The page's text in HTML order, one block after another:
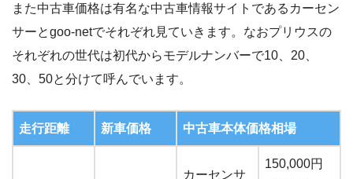
また中古車価格は有名な中古車情報サイトであるカーセン
サーとgoo-netでそれぞれ見ていきます。なおプリウスの
それぞれの世代は初代からモデルナンバーで10、20、
30、50と分けて呼んでいます。
走行距離 新車価格 中古車本体価格相場
カーセンサ
150,000円